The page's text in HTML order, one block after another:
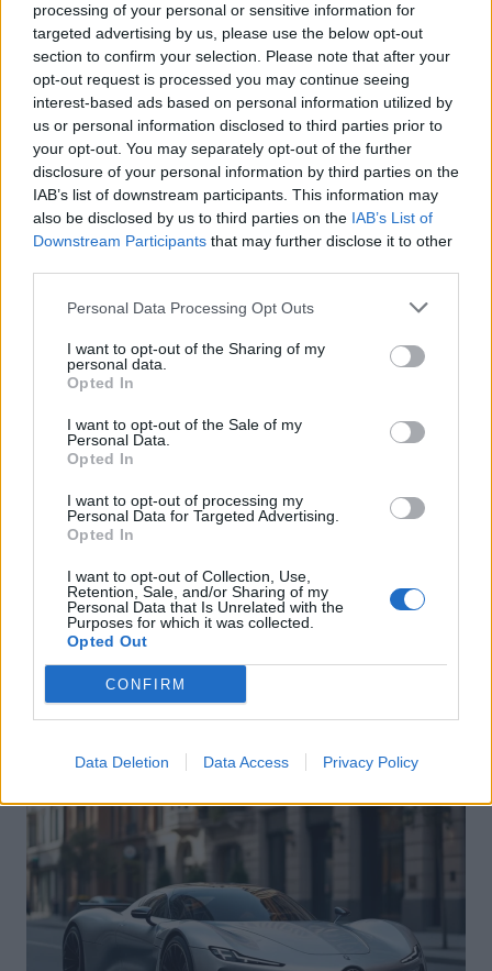
processing of your personal or sensitive information for
targeted advertising by us, please use the below opt-out
section to confirm your selection. Please note that after your
opt-out request is processed you may continue seeing
interest-based ads based on personal information utilized by
us or personal information disclosed to third parties prior to
your opt-out. You may separately opt-out of the further
disclosure of your personal information by third parties on the
IAB’s list of downstream participants. This information may
also be disclosed by us to third parties on the IAB’s List of
Downstream Participants that may further disclose it to other
Personal Data Processing Opt Outs
I want to opt-out of the Sharing of my
personal data.
Opted In
I want to opt-out of the Sale of my
Personal Data.
Opted In
I want to opt-out of processing my
Personal Data for Targeted Advertising.
Opted In
I want to opt-out of Collection, Use,
Retention, Sale, and/or Sharing of my
Personal Data that Is Unrelated with the
Purposes for which it was collected.
Opted Out
CONFIRM
Data Deletion Data Access Privacy Policy
Entretien Automobile
Cofidis et Ford France s’associent pour
faciliter l’entretien automobile grâce à
une facilité de paiement en plusieurs
fois, 100 % digitale
Entretien Automobile
Californie : des pneus plus économes
pour réduire la consommation dès 2028